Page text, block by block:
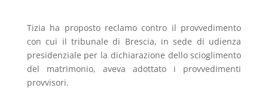
Tizia ha proposto reclamo contro il provvedimento
con cui il tribunale di Brescia, in sede di udienza
presidenziale per la dichiarazione dello scioglimento
del matrimonio, aveva adottato i provvedimenti
provvisori.